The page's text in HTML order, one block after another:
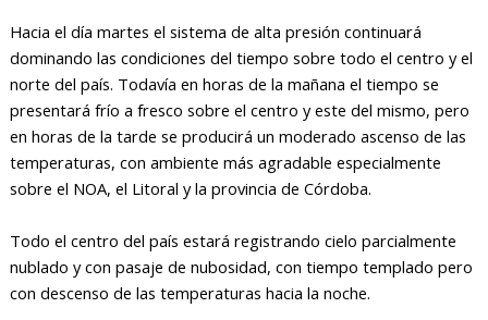
Hacia el día martes el sistema de alta presión continuará
dominando las condiciones del tiempo sobre todo el centro y el
norte del país. Todavía en horas de la mañana el tiempo se
presentará frío a fresco sobre el centro y este del mismo, pero
en horas de la tarde se producirá un moderado ascenso de las
temperaturas, con ambiente más agradable especialmente
sobre el NOA, el Litoral y la provincia de Córdoba.
Todo el centro del país estará registrando cielo parcialmente
nublado y con pasaje de nubosidad, con tiempo templado pero
con descenso de las temperaturas hacia la noche.